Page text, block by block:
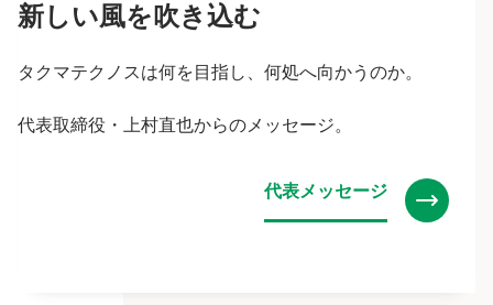
新しい風を吹き込む
タクマテクノスは何を目指し、何処へ向かうのか。
代表取締役・上村直也からのメッセージ。
代表メッセージ